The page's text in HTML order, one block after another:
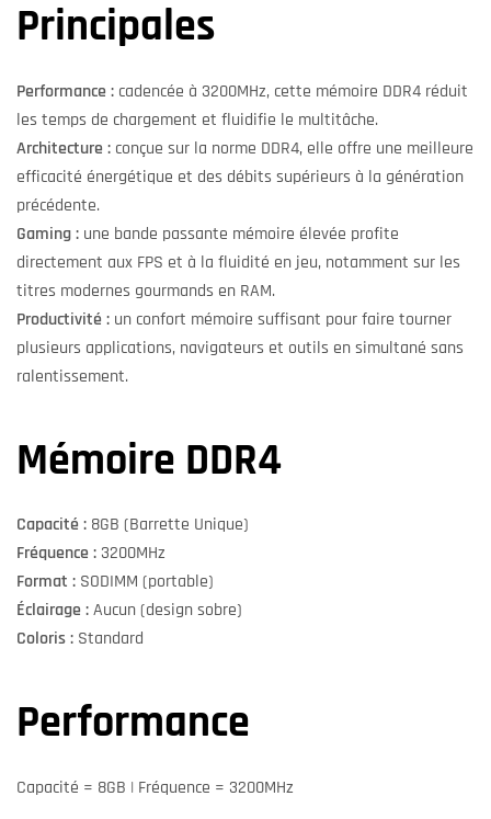
Principales
Performance : cadencée à 3200MHz, cette mémoire DDR4 réduit
les temps de chargement et fluidifie le multitâche.
Architecture : conçue sur la norme DDR4, elle offre une meilleure
efficacité énergétique et des débits supérieurs à la génération
précédente.
Gaming : une bande passante mémoire élevée profite
directement aux FPS et à la fluidité en jeu, notamment sur les
titres modernes gourmands en RAM.
Productivité : un confort mémoire suffisant pour faire tourner
plusieurs applications, navigateurs et outils en simultané sans
ralentissement.
Mémoire DDR4
Capacité : 8GB (Barrette Unique)
Fréquence : 3200MHz
Format : SODIMM (portable)
Éclairage :Aucun (design sobre)
Coloris : Standard
Performance
Capacité = 8GB | Fréquence = 3200MHz